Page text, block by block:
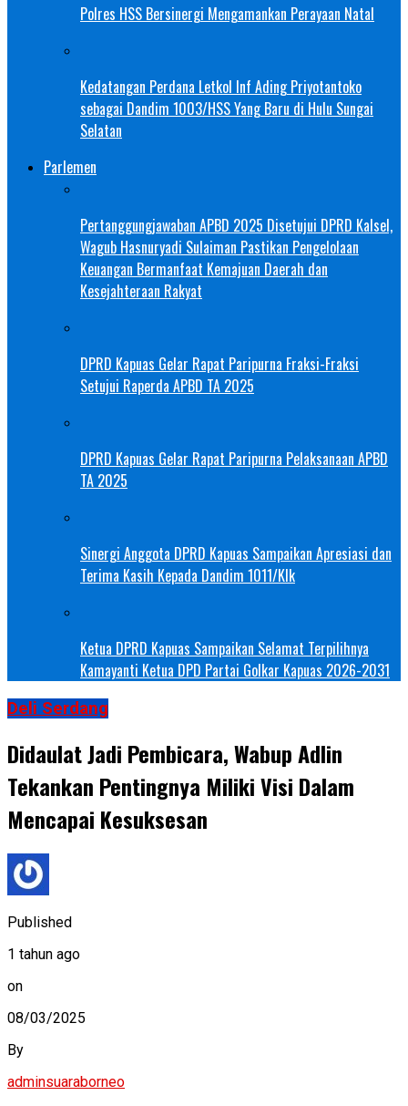
Polres HSS Bersinergi Mengamankan Perayaan Natal
Kedatangan Perdana Letkol Inf Ading Priyotantoko
sebagai Dandim 1003/HSS Yang Baru di Hulu Sungai
Selatan
Parlemen
Pertanggungjawaban APBD 2025 Disetujui DPRD Kalsel,
Wagub Hasnuryadi Sulaiman Pastikan Pengelolaan
Keuangan Bermanfaat Kemajuan Daerah dan
Kesejahteraan Rakyat
DPRD Kapuas Gelar Rapat Paripurna Fraksi-Fraksi
Setujui Raperda APBD TA 2025
DPRD Kapuas Gelar Rapat Paripurna Pelaksanaan APBD
TA 2025
Sinergi Anggota DPRD Kapuas Sampaikan Apresiasi dan
Terima Kasih Kepada Dandim 1011/Klk
Ketua DPRD Kapuas Sampaikan Selamat Terpilihnya
Kamayanti Ketua DPD Partai Golkar Kapuas 2026-2031
Deli Serdang
Didaulat Jadi Pembicara, Wabup Adlin
Tekankan Pentingnya Miliki Visi Dalam
Mencapai Kesuksesan
Published
1 tahun ago
on
08/03/2025
By
adminsuaraborneo